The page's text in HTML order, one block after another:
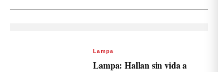
Lampa
Lampa: Hallan sin vida a